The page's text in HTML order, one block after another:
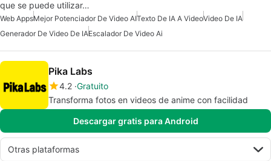
que se puede utilizar…
Web AppsMejor Potenciador De Video AITexto De IA A VideoVideo De IA
Generador De Video De IAEscalador De Video Ai
Pika Labs
4.2 Gratuito
Transforma fotos en videos de anime con facilidad
Descargar gratis para Android
Otras plataformas